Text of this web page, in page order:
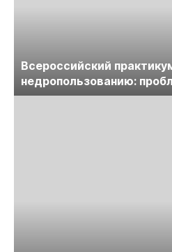
Всероссийский
недропользованию:
лицензирования,